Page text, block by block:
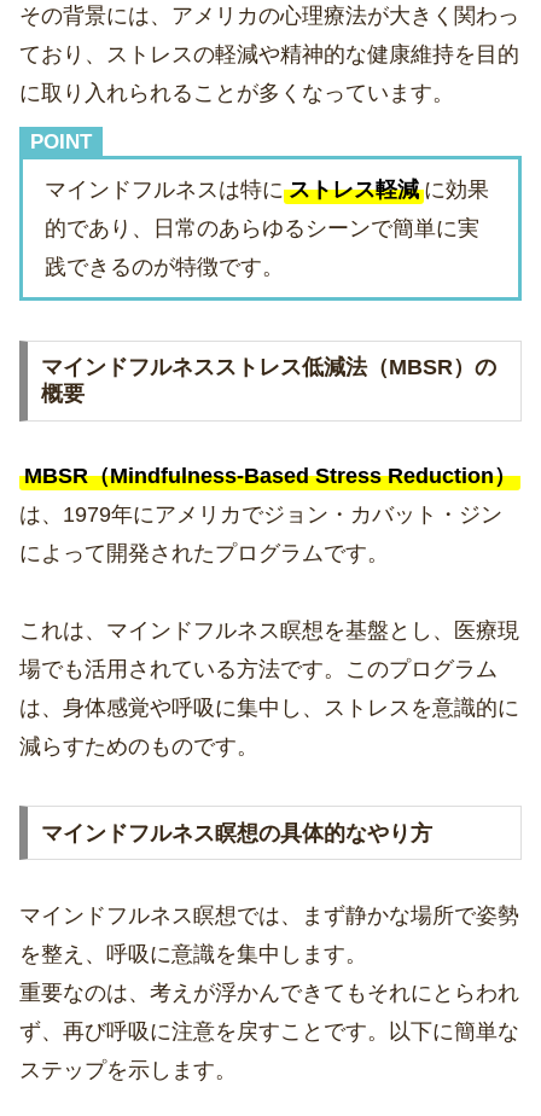
その背景には、アメリカの心理療法が大きく関わっ
ており、ストレスの軽減や精神的な健康維持を目的
に取り入れられることが多くなっています。
POINT
マインドフルネスは特に ストレス軽減 に効果
的であり、日常のあらゆるシーンで簡単に実
践できるのが特徴です。
マインドフルネスストレス低減法（MBSR）の
概要
MBSR（Mindfulness-Based Stress Reduction）
は、1979年にアメリカでジョン・カバット・ジン
によって開発されたプログラムです。
これは、マインドフルネス瞑想を基盤とし、医療現
場でも活用されている方法です。このプログラム
は、身体感覚や呼吸に集中し、ストレスを意識的に
減らすためのものです。
マインドフルネス瞑想の具体的なやり方
マインドフルネス瞑想では、まず静かな場所で姿勢
を整え、呼吸に意識を集中します。
重要なのは、考えが浮かんできてもそれにとらわれ
ず、再び呼吸に注意を戻すことです。以下に簡単な
ステップを示します。